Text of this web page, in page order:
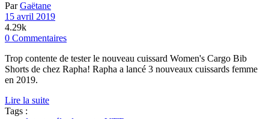
ParGaëtane
15 avril 2019
4.29k
0 Commentaires
Trop contente de tester le nouveau cuissard Women's Cargo Bib
Shorts de chez Rapha! Rapha a lancé 3 nouveaux cuissards femme
en 2019.
Lire la suite
Tags :